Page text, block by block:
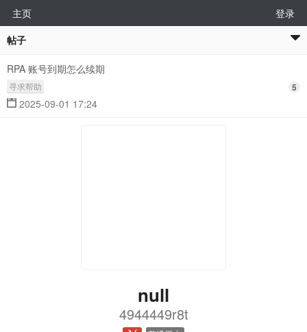
主页
登录
帖子
RPA 账号到期怎么续期
寻求帮助
2025-09-01 17:24
5
null
4944449r8t